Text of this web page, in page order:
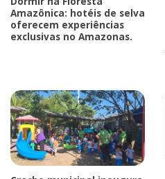
Amazônica: hotéis de selva
oferecem experiências
exclusivas no Amazonas.